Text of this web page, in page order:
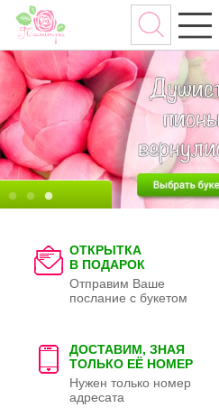
ОТКРЫТКА
В ПОДАРОК
Отправим Ваше
послание с букетом
ДОСТАВИМ, ЗНАЯ
ТОЛЬКО ЕЁ НОМЕР
Нужен только номер
адресата